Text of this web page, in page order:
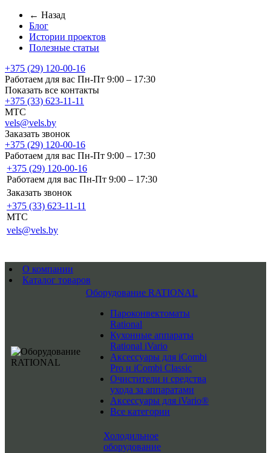
← Назад
Блог
Истории проектов
Полезные статьи
+375 (29) 120-00-16
Работаем для вас Пн-Пт 9:00 – 17:30
Показать все контакты
+375 (33) 623-11-11
MTC
vels@vels.by
Заказать звонок
+375 (29) 120-00-16
Работаем для вас Пн-Пт 9:00 – 17:30
+375 (29) 120-00-16
Работаем для вас Пн-Пт 9:00 – 17:30
Заказать звонок
+375 (33) 623-11-11
MTC
vels@vels.by
О компании
Каталог товаров
Оборудование RATIONAL
Пароконвектоматы
Rational
Кухонные аппараты
Rational iVario
Аксессуары для iCombi
Pro и iCombi Classic
Очистители и средства
ухода за аппаратами
Аксессуары для iVario®
Все категории
Холодильное
оборудование